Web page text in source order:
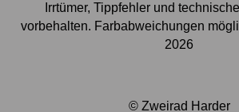
Irrtümer, Tippfehler und
vorbehalten. Farbabweichungen
2026
© Zweirad Harder